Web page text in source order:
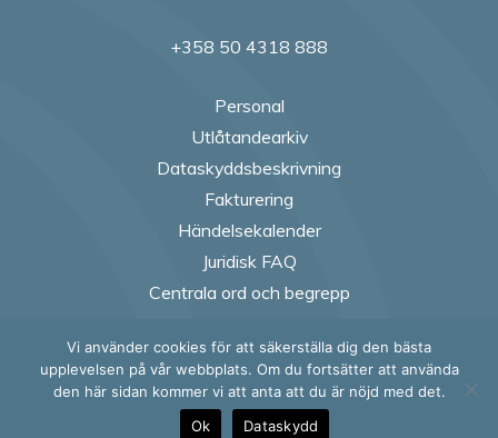
+358 50 4318 888
Personal
Utlåtandearkiv
Dataskyddsbeskrivning
Fakturering
Händelsekalender
Juridisk FAQ
Centrala ord och begrepp
Follow us on
Follow us on
Follow
Vi använder cookies för att säkerställa dig den bästa
upplevelsen på vår webbplats. Om du fortsätter att använda
den här sidan kommer vi att anta att du är nöjd med det.
Ok
Dataskydd